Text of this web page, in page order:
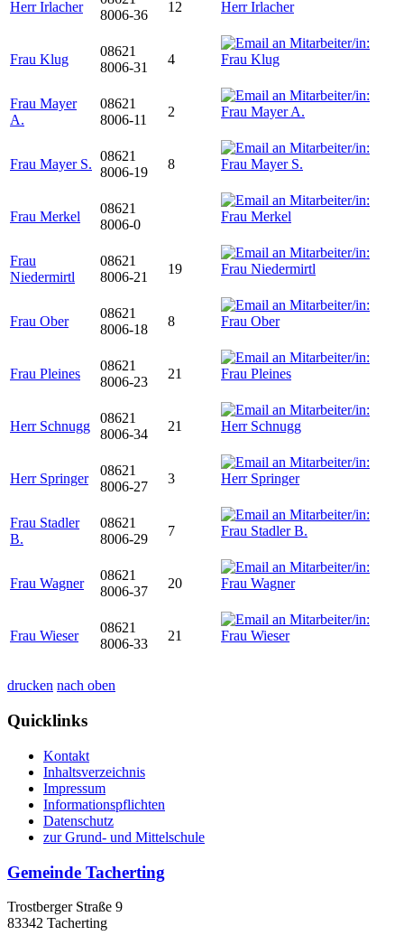
Herr Irlacher
8006-36
12
Frau Klug
08621
8006-31
4
Frau Mayer
A.
08621
8006-11
2
Frau Mayer S.
08621
8006-19
8
Frau Merkel
08621
8006-0
Frau
Niedermirtl
08621
8006-21
19
Frau Ober
08621
8006-18
8
Frau Pleines
08621
8006-23
21
Herr Schnugg
08621
8006-34
21
Herr Springer
08621
8006-27
3
Frau Stadler
B.
08621
8006-29
7
Frau Wagner
08621
8006-37
20
Frau Wieser
08621
8006-33
21
drucken nach oben
Quicklinks
Kontakt
Inhaltsverzeichnis
Impressum
Informationspflichten
Datenschutz
zur Grund- und Mittelschule
Gemeinde Tacherting
Trostberger Straße 9
83342 Tacherting